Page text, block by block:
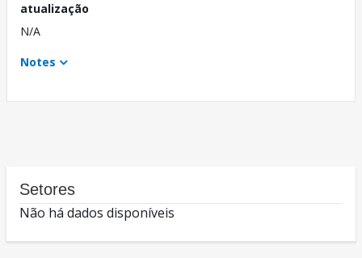
atualização
N/A
Notes
Setores
Não há dados disponíveis